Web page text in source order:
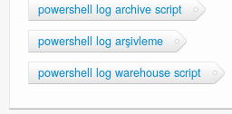
powershell log archive script
powershell log arşivleme
powershell log warehouse script